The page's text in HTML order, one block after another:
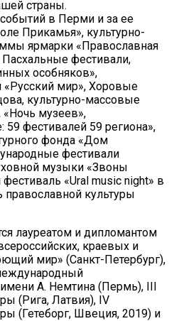
страны.
в Перми и за ее
Прикамья», культурно-
ярмарки «Православная
фестивали,
особняков»,
мир», Хоровые
культурно-массовые
«Ночь музеев»,
фестивалей 59 региона»,
фонда «Дом
фестивали
музыки «Звоны
«Ural music night» в
православной культуры
лауреатом и дипломантом
краевых и
мир» (Санкт-Петербург),
А. Немтина (Пермь), III
(Рига, Латвия), IV
(Гетеборг, Швеция, 2019) и